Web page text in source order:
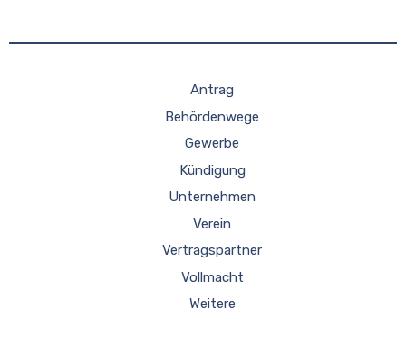
Antrag
Behördenwege
Gewerbe
Kündigung
Unternehmen
Verein
Vertragspartner
Vollmacht
Weitere